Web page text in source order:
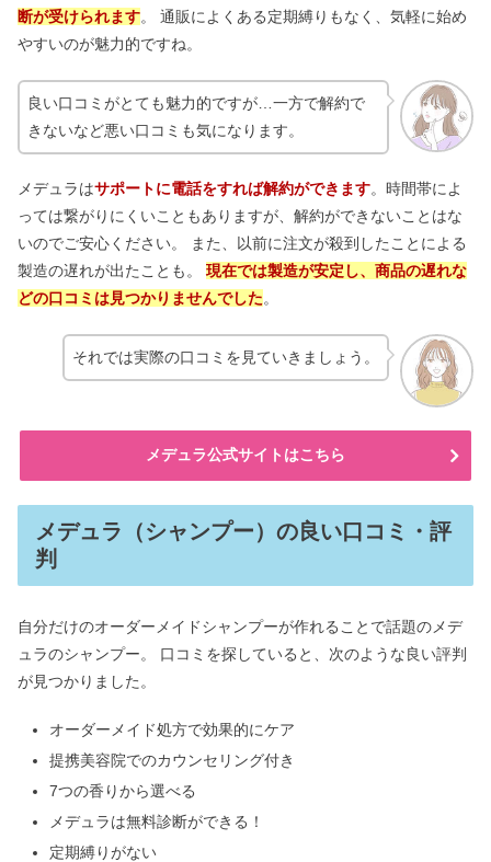
断が受けられます。 通販によくある定期縛りもなく、気軽に始め
やすいのが魅力的ですね。
良い口コミがとても魅力的ですが…一方で解約で
きないなど悪い口コミも気になります。
メデュラはサポートに電話をすれば解約ができます。時間帯によ
っては繋がりにくいこともありますが、解約ができないことはな
いのでご安心ください。 また、以前に注文が殺到したことによる
製造の遅れが出たことも。 現在では製造が安定し、商品の遅れな
どの口コミは見つかりませんでした。
それでは実際の口コミを見ていきましょう。
メデュラ公式サイトはこちら
メデュラ（シャンプー）の良い口コミ・評
判
自分だけのオーダーメイドシャンプーが作れることで話題のメデ
ュラのシャンプー。 口コミを探していると、次のような良い評判
が見つかりました。
オーダーメイド処方で効果的にケア
提携美容院でのカウンセリング付き
7つの香りから選べる
メデュラは無料診断ができる！
定期縛りがない